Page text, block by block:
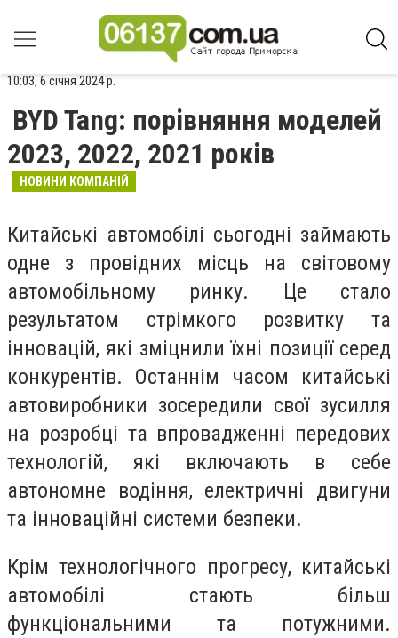
10:03, 6 січня 2024 р.
BYD Tang: порівняння моделей
2023, 2022, 2021 років
НОВИНИ КОМПАНІЙ
Китайські автомобілі сьогодні займають
одне з провідних місць на світовому
автомобільному ринку. Це стало
результатом стрімкого розвитку та
інновацій, які зміцнили їхні позиції серед
конкурентів. Останнім часом китайські
автовиробники зосередили свої зусилля
на розробці та впровадженні передових
технологій, які включають в себе
автономне водіння, електричні двигуни
та інноваційні системи безпеки.
Крім технологічного прогресу, китайські
автомобілі стають більш
функціональними та потужними.